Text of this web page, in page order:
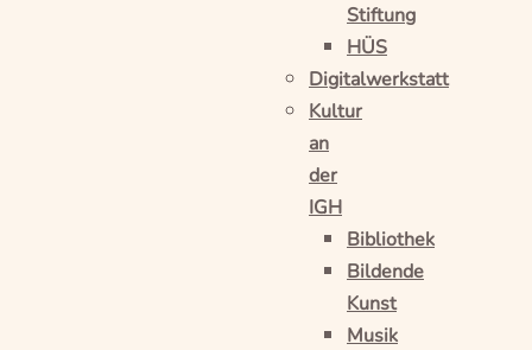
Stiftung
HÜS
Digitalwerkstatt
Kultur
an
der
IGH
Bibliothek
Bildende
Kunst
Musik